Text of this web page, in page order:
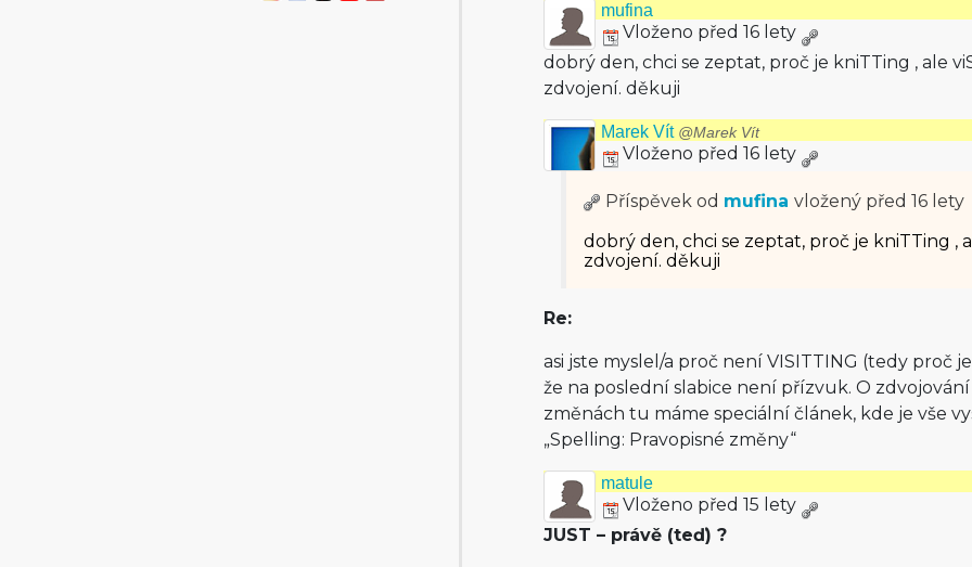
mufina
Vloženo před 16 lety
dobrý den, chci se zeptat, proč je kniTTing , ale
zdvojení. děkuji
Marek Vít @Marek Vít
Vloženo před 16 lety
Příspěvek od mufina vložený před 16 lety
dobrý den, chci se zeptat, proč je kniTTing ,
zdvojení. děkuji
Re:
asi jste myslel/a proč není VISITTING (tedy proč
že na poslední slabice není přízvuk. O
změnách tu máme speciální článek, kde je vše
„Spelling: Pravopisné změny“
matule
Vloženo před 15 lety
JUST – právě (teď) ?